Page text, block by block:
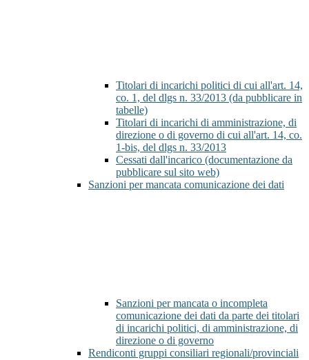
Titolari di incarichi politici di cui all'art. 14,
co. 1, del dlgs n. 33/2013 (da pubblicare in
tabelle)
Titolari di incarichi di amministrazione, di
direzione o di governo di cui all'art. 14, co.
1-bis, del dlgs n. 33/2013
Cessati dall'incarico (documentazione da
pubblicare sul sito web)
Sanzioni per mancata comunicazione dei dati
Sanzioni per mancata o incompleta
comunicazione dei dati da parte dei titolari
di incarichi politici, di amministrazione, di
direzione o di governo
Rendiconti gruppi consiliari regionali/provinciali